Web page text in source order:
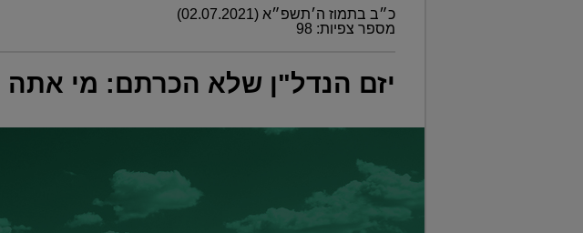
כ״ב בתמוז ה׳תשפ״א (02.07.2021)
מספר צפיות: 98
יזם הנדל"ן שלא הכרתם: מי אתה